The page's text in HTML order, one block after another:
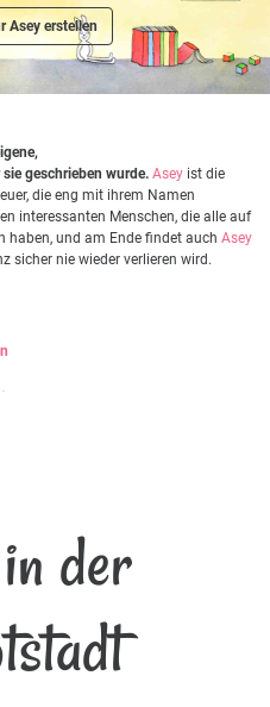
Asey erstellen
geschrieben wurde. Asey ist die
die eng mit ihrem Namen
interessanten Menschen, die alle auf
haben, und am Ende findet auch Asey
sicher nie wieder verlieren wird.
der